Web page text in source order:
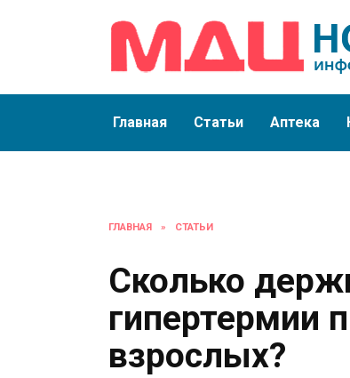
Главная Статьи Аптека
ГЛАВНАЯ » СТАТЬИ
Сколько
гипертермии
взрослых?